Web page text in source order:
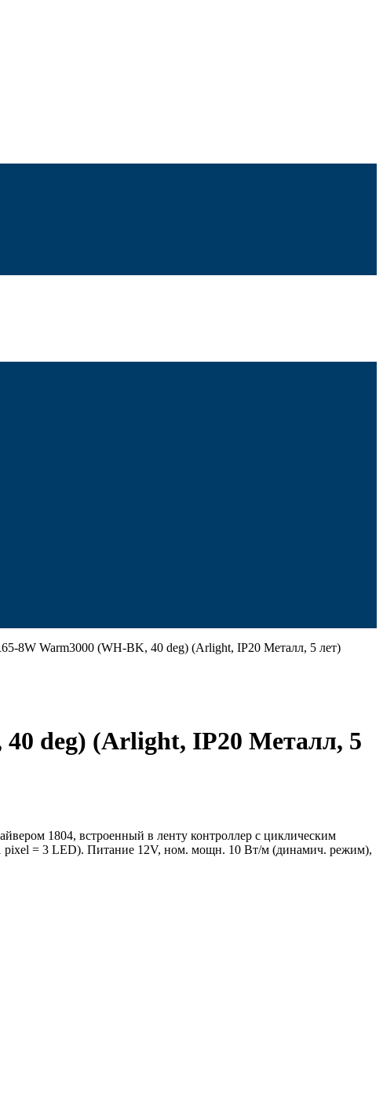
8W Warm3000 (WH-BK, 40 deg) (Arlight, IP20 Металл, 5 лет)
deg) (Arlight, IP20 Металл, 5
1804, встроенный в ленту контроллер с циклическим
pixel = 3 LED). Питание 12V, ном. мощн. 10 Вт/м (динамич. режим),